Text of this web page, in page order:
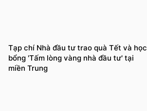
Tạp chí Nhà đầu tư trao quà Tết và học
bổng 'Tấm lòng vàng nhà đầu tư' tại
miền Trung